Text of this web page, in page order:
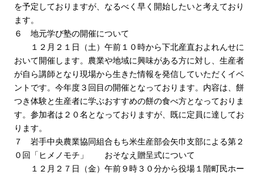
を予定しておりますが、なるべく早く開始したいと考えており
ます。
６ 地元学び塾の開催について
１２月２１日（土）午前１０時から下北産直およれんせに
おいて開催します。農業や地域に興味がある方に対し、生産者
が自ら講師となり現場から生きた情報を発信していただくイベ
ントです。今年度３回目の開催となっております。内容は、餅
つき体験と生産者に学ぶおすすめの餅の食べ方となっておりま
す。参加者は２０名となっておりますが、既に定員に達してお
ります。
７ 岩手中央農業協同組合もち米生産部会矢巾支部による第２
０回「ヒメノモチ」 おそなえ贈呈式について
１２月２７日（金）午前９時３０分から役場１階町民ホー